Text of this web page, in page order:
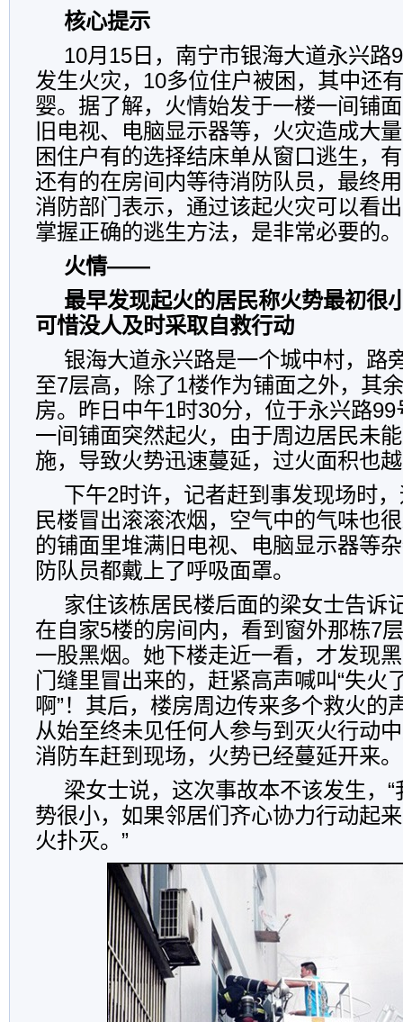
核心提示
10月15日，南宁市银海大道永兴路
发生火灾，10多位住户被困，其中还
婴。据了解，火情始发于一楼一间铺
旧电视、电脑显示器等，火灾造成大
困住户有的选择结床单从窗口逃生，
还有的在房间内等待消防队员，最终
消防部门表示，通过该起火灾可以看
掌握正确的逃生方法，是非常必要的。
火情——
最早发现起火的居民称火势最初很
可惜没人及时采取自救行动
银海大道永兴路是一个城中村，路
至7层高，除了1楼作为铺面之外，其
房。昨日中午1时30分，位于永兴路
一间铺面突然起火，由于周边居民未
施，导致火势迅速蔓延，过火面积也
下午2时许，记者赶到事发现场时
民楼冒出滚滚浓烟，空气中的气味也
的铺面里堆满旧电视、电脑显示器等
防队员都戴上了呼吸面罩。
家住该栋居民楼后面的梁女士告诉
在自家5楼的房间内，看到窗外那栋7
一股黑烟。她下楼走近一看，才发现
门缝里冒出来的，赶紧高声喊叫“失火
啊”！其后，楼房周边传来多个救火的
从始至终未见任何人参与到灭火行动
消防车赶到现场，火势已经蔓延开来。
梁女士说，这次事故本不该发生，
势很小，如果邻居们齐心协力行动起
火扑灭。”